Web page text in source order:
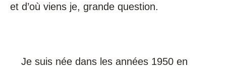
et d’où viens je, grande question.
Je suis née dans les années 1950 en